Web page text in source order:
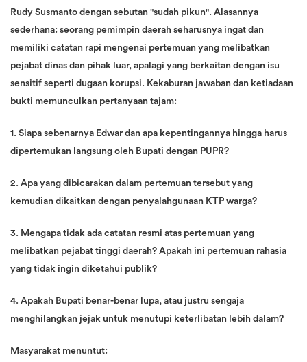
Rudy Susmanto dengan sebutan "sudah pikun". Alasannya
sederhana: seorang pemimpin daerah seharusnya ingat dan
memiliki catatan rapi mengenai pertemuan yang melibatkan
pejabat dinas dan pihak luar, apalagi yang berkaitan dengan isu
sensitif seperti dugaan korupsi. Kekaburan jawaban dan ketiadaan
bukti memunculkan pertanyaan tajam:
1. Siapa sebenarnya Edwar dan apa kepentingannya hingga harus
dipertemukan langsung oleh Bupati dengan PUPR?
2. Apa yang dibicarakan dalam pertemuan tersebut yang
kemudian dikaitkan dengan penyalahgunaan KTP warga?
3. Mengapa tidak ada catatan resmi atas pertemuan yang
melibatkan pejabat tinggi daerah? Apakah ini pertemuan rahasia
yang tidak ingin diketahui publik?
4. Apakah Bupati benar-benar lupa, atau justru sengaja
menghilangkan jejak untuk menutupi keterlibatan lebih dalam?
Masyarakat menuntut: